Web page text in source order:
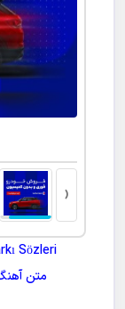
‹
Sözleri
متن